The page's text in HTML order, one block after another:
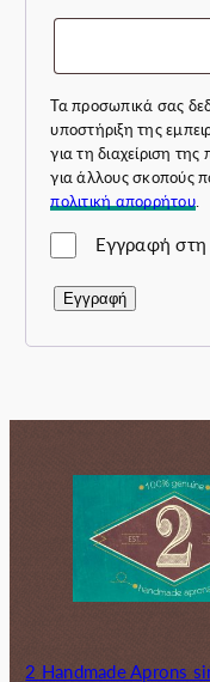
Τα προσωπικά σας
υποστήριξη της
για τη διαχείριση
για άλλους σκοπούς
πολιτική απορρήτου.
Εγγραφή στη
Εγγραφή
2 Handmade Aprons